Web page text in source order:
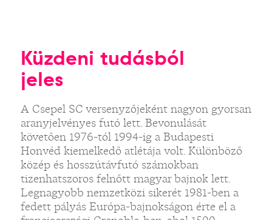
Küzdeni tudásból
jeles
A Csepel SC versenyzőjeként nagyon gyorsan
aranyjelvényes futó lett. Bevonulását
követően 1976-tól 1994-ig a Budapesti
Honvéd kiemelkedő atlétája volt. Különböző
közép és hosszútávfutó számokban
tizenhatszoros felnőtt magyar bajnok lett.
Legnagyobb nemzetközi sikerét 1981-ben a
fedett pályás Európa-bajnokságon érte el a